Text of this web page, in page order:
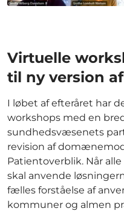
Virtuelle
til ny version
I løbet af efteråret har
workshops med en
sundhedsvæsenets
revision af
Patientoverblik. Når
skal anvende
fælles forståelse af
kommuner og almen